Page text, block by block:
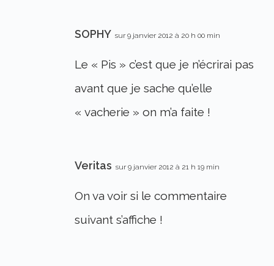
SOPHY sur 9 janvier 2012 à 20 h 00 min
Le « Pis » c’est que je n’écrirai pas
avant que je sache qu’elle
« vacherie » on m’a faite !
Veritas sur 9 janvier 2012 à 21 h 19 min
On va voir si le commentaire
suivant s’affiche !